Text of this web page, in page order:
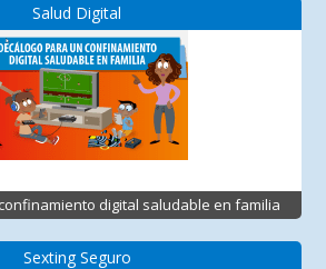
Salud Digital
digital saludable en familia
Sexting Seguro